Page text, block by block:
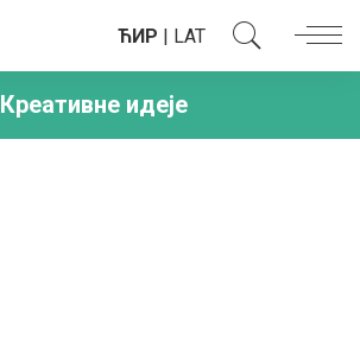
ЋИР | LAT
Креативне идеје